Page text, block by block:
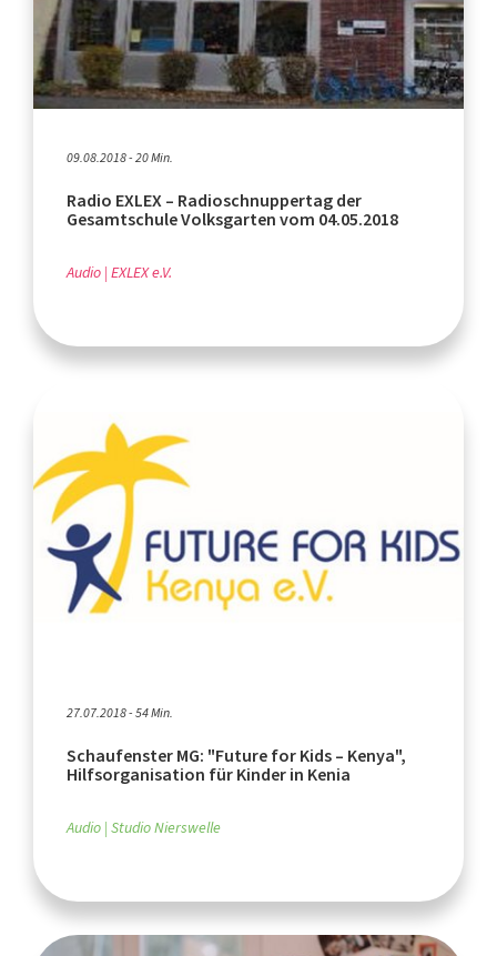
09.08.2018 - 20 Min.
Radio EXLEX – Radioschnuppertag der
Gesamtschule Volksgarten vom 04.05.2018
Audio EXLEX e.V.
27.07.2018 - 54 Min.
Schaufenster MG: "Future for Kids – Kenya",
Hilfsorganisation für Kinder in Kenia
Audio Studio Nierswelle